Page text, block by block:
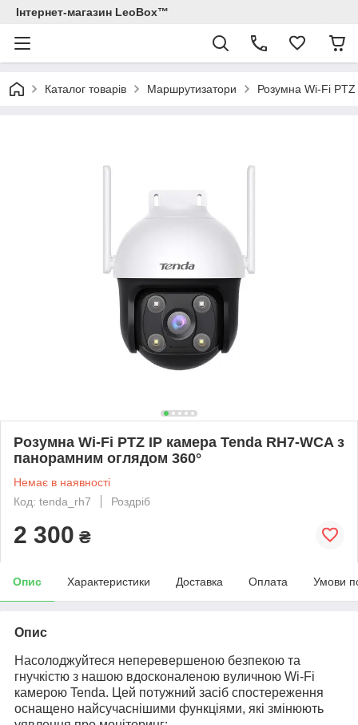
Інтернет-магазин LeoBox™
Каталог товарів Маршрутизатори Розумна Wi-Fi
Розумна Wi-Fi PTZ IP камера Tenda RH7-WCA з
панорамним оглядом 360°
Немає в наявності
Код: tenda_rh7
Роздріб
2 300 ₴
Опис Характеристики Доставка Оплата Умови
Опис
Насолоджуйтеся неперевершеною безпекою та
гнучкістю з нашою вдосконаленою вуличною Wi-Fi
камерою Tenda. Цей потужний засіб спостереження
оснащено найсучаснішими функціями, які змінюють